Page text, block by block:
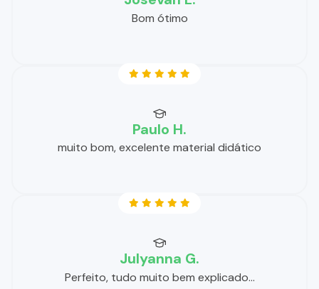
Bom ótimo
Paulo H.
muito bom, excelente material didático
Julyanna G.
Perfeito, tudo muito bem explicado…